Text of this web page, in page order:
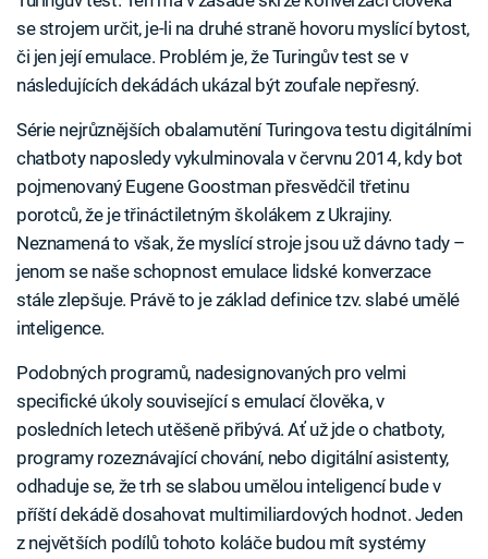
se strojem určit, je-li na druhé straně hovoru myslící bytost,
či jen její emulace. Problém je, že Turingův test se v
následujících dekádách ukázal být zoufale nepřesný.
Série nejrůznějších obalamutění Turingova testu digitálními
chatboty naposledy vykulminovala v červnu 2014, kdy bot
pojmenovaný Eugene Goostman přesvědčil třetinu
porotců, že je třináctiletným školákem z Ukrajiny.
Neznamená to však, že myslící stroje jsou už dávno tady –
jenom se naše schopnost emulace lidské konverzace
stále zlepšuje. Právě to je základ definice tzv. slabé umělé
inteligence.
Podobných programů, nadesignovaných pro velmi
specifické úkoly související s emulací člověka, v
posledních letech utěšeně přibývá. Ať už jde o chatboty,
programy rozeznávající chování, nebo digitální asistenty,
odhaduje se, že trh se slabou umělou inteligencí bude v
příští dekádě dosahovat multimiliardových hodnot. Jeden
z největších podílů tohoto koláče budou mít systémy